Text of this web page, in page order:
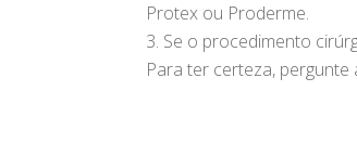
Protex ou Proderme.
Se o procedimento
Para ter certeza,